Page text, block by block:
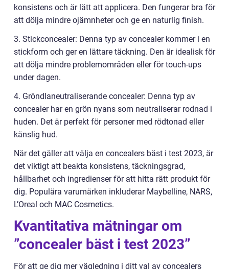
konsistens och är lätt att applicera. Den fungerar bra för
att dölja mindre ojämnheter och ge en naturlig finish.
3. Stickconcealer: Denna typ av concealer kommer i en
stickform och ger en lättare täckning. Den är idealisk för
att dölja mindre problemområden eller för touch-ups
under dagen.
4. Gröndlaneutraliserande concealer: Denna typ av
concealer har en grön nyans som neutraliserar rodnad i
huden. Det är perfekt för personer med rödtonad eller
känslig hud.
När det gäller att välja en concealers bäst i test 2023, är
det viktigt att beakta konsistens, täckningsgrad,
hållbarhet och ingredienser för att hitta rätt produkt för
dig. Populära varumärken inkluderar Maybelline, NARS,
L’Oreal och MAC Cosmetics.
Kvantitativa mätningar om
”concealer bäst i test 2023”
För att ge dig mer vägledning i ditt val av concealers